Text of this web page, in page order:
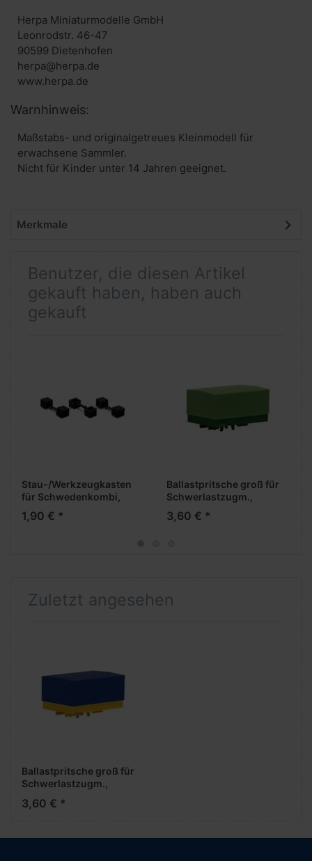
Herpa Miniaturmodelle GmbH
Leonrodstr. 46-47
90599 Dietenhofen
herpa@herpa.de
www.herpa.de
Warnhinweis:
Maßstabs- und originalgetreues Kleinmodell für
erwachsene Sammler.
Nicht für Kinder unter 14 Jahren geeignet.
Merkmale
Benutzer, die diesen Artikel
gekauft haben, haben auch
gekauft
Stau-/Werkzeugkasten
für Schwedenkombi,
schwarz (3 Stück)
1,90 € *
Ballastpritsche groß für
Schwerlastzugm.,
moosgrün/resedagrün
3,60 € *
Zuletzt angesehen
Ballastpritsche groß für
Schwerlastzugm.,
3,60 € *